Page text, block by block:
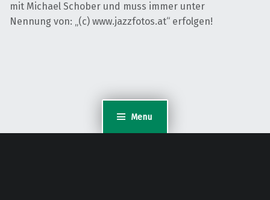
Menu
mit Michael Schober und muss immer unter
Nennung von: „(c) www.jazzfotos.at“ erfolgen!